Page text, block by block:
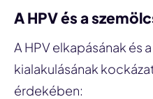
A HPV és a
A HPV elkapásának és
kialakulásának
érdekében: